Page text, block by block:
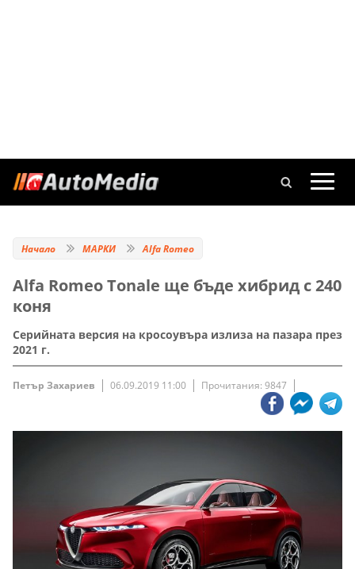
Начало МАРКИ Alfa Romeo
Alfa Romeo Tonale ще бъде хибрид с 240
коня
Серийната версия на кросоувъра излиза на пазара през
2021 г.
Петър Захариев 06.09.2019 11:00 Прочитания: 9847